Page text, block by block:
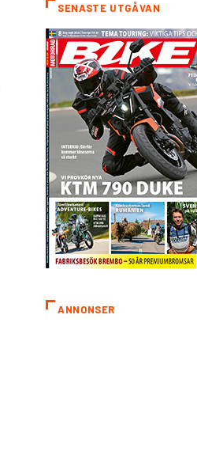
SENASTE UTGÅVAN
ANNONSER